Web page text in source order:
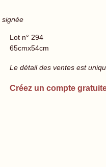
signée
Lot n° 294
65cmx54cm
Le détail des ventes est
Créez un compte